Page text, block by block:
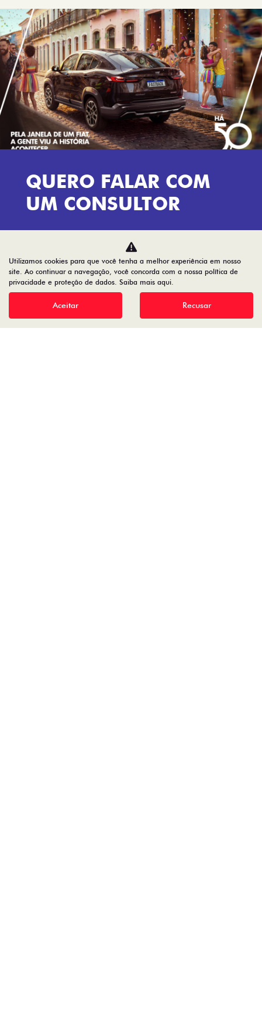
INSTITUCIONAL
AGENDE UM TEST DRIVE
07.757.357/0002-49
Desenvolvido pela DEALERSPACE ® Direitos Reservados.
Utilizamos cookies para que você tenha a melhor experiência em nosso
site. Ao continuar a navegação, você concorda com a nossa política de
privacidade e proteção de dados. Saiba mais aqui.
Aceitar Recusar